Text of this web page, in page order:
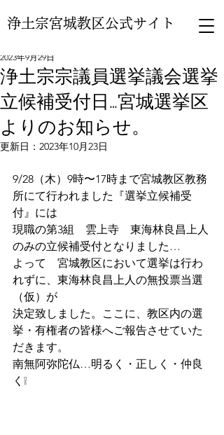
浄土宗宮城教区公式サイト
浄土宗宗議員選挙議会選挙
立候補受付日…宮城選挙区
よりのお知らせ。
2023年9月29日
更新日： 2023年10月23日
9/28（木）9時〜17時まで宮城教区教務
所にて行われました『選挙立候補受
付』には
現職の第3組　雲上寺　東海林良昌上人
のみの立候補受付となりました…
よって　宮城教区において選挙は行わ
れずに、東海林良昌上人の無投票当選
（仮）が
決定致しました。ここに、教区内の選
挙・有権者の皆様へご報告させていた
だきます。
南無阿弥陀仏…明るく・正しく・仲良
く❕